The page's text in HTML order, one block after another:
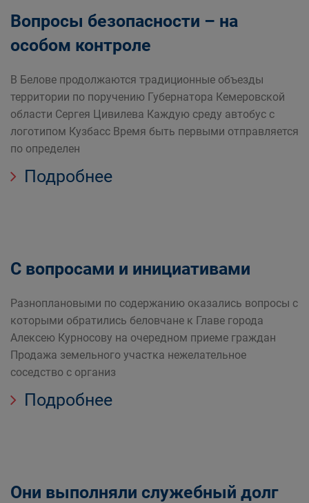
Вопросы безопасности – на
особом контроле
В Белове продолжаются традиционные объезды
территории по поручению Губернатора Кемеровской
области Сергея Цивилева Каждую среду автобус с
логотипом Кузбасс Время быть первыми отправляется
по определен
Подробнее
С вопросами и инициативами
Разноплановыми по содержанию оказались вопросы с
которыми обратились беловчане к Главе города
Алексею Курносову на очередном приеме граждан
Продажа земельного участка нежелательное
соседство с организ
Подробнее
Они выполняли служебный долг